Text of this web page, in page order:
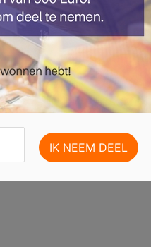
van 06.10.2025 tot 12.10.2025.